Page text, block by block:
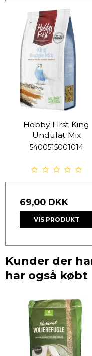
Hobby First King
Undulat Mix
5400515001014
69,00 DKK
VIS PRODUKT
Kunder der
har også købt